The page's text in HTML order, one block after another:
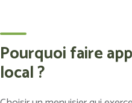
Pourquoi faire
local ?